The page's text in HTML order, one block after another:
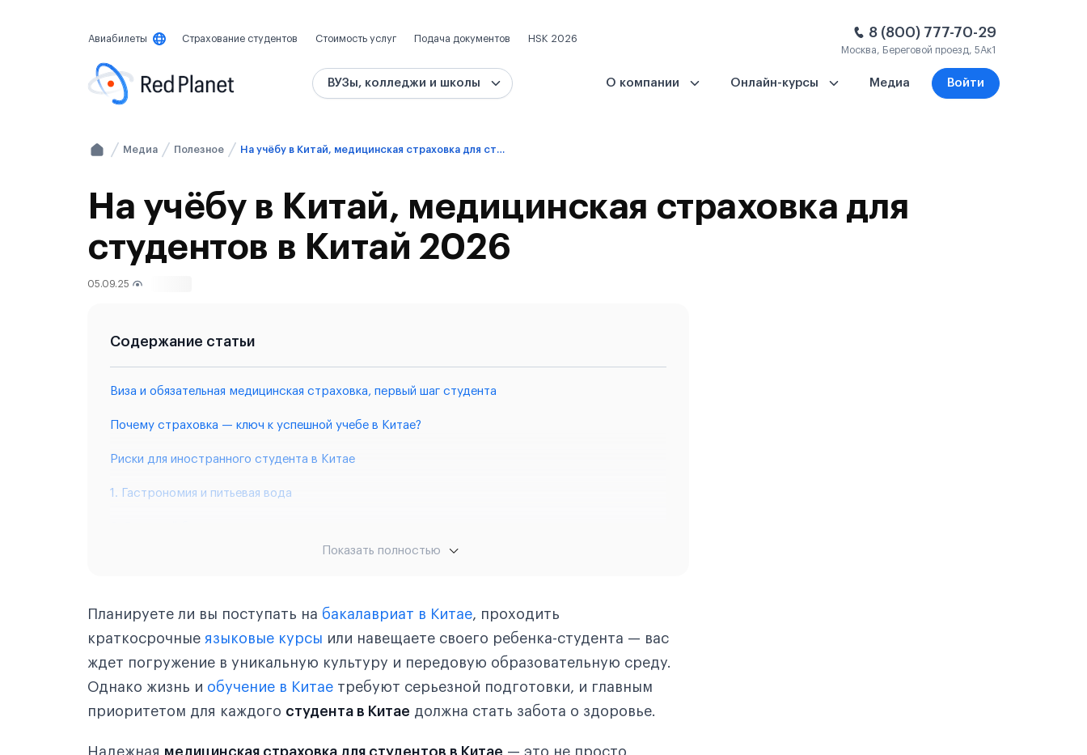
Авиабилеты Страхование студентов Стоимость услуг Подача документов HSK 2026 8 (800) 777-70-29
Москва, Береговой проезд, 5Ак1
ВУЗы, колледжи и школы О компании Онлайн-курсы Медиа Войти
Медиа Полезное На учёбу в Китай, медицинская страховка для студентов в Китай 2026
На учёбу в Китай, медицинская страховка для
студентов в Китай 2026
05.09.25
Содержание статьи
Виза и обязательная медицинская страховка, первый шаг студента
Почему страховка — ключ к успешной учебе в Китае?
Риски для иностранного студента в Китае
1. Гастрономия и питьевая вода
Государственные больницы
Показать полностью
Планируете ли вы поступать на бакалавриат в Китае, проходить
краткосрочные языковые курсы или навещаете своего ребенка-студента — вас
ждет погружение в уникальную культуру и передовую образовательную среду.
Однако жизнь и обучение в Китае требуют серьезной подготовки, и главным
приоритетом для каждого студента в Китае должна стать забота о здоровье.
Надежная медицинская страховка для студентов в Китае — это не просто